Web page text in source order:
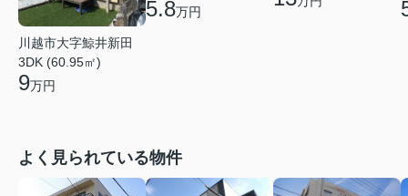
川越市大字鯨井新田
3DK (60.95㎡)
9万円
5.8万円
よく見られている物件